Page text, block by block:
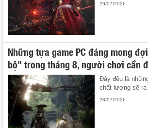
29/07/2026
Những tựa game PC đáng mong
bộ" trong tháng 8, người chơi cần
Đây đều là
chất lượng sẽ ra
28/07/2026